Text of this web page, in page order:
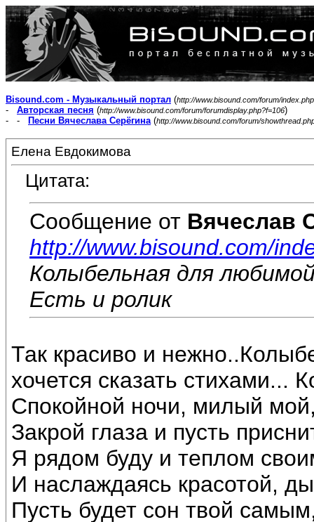
Bisound.com - Музыкальный портал (http://www.bisound.com/forum/index.php
- Авторская песня (http://www.bisound.com/forum/forumdisplay.php?f=106)
- -
Песни Вячеслава Серёгина(http://www.bisound.com/forum/
Елена Евдокимова
Цитата:
Сообщение от Вячеслав
http://www.bisound.com/
Колыбельная для
Есть и ролик
Так красиво и
хочется сказать стихами...
Спокойной ночи, милый
Закрой глаза и пусть
Я рядом буду и теплом
И наслаждаясь красотой,
Пусть будет сон твой